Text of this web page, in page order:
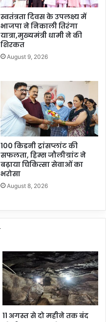
स्वतंत्रता दिवस के उपलक्ष्य में
भाजपा ने निकाली तिरंगा
यात्रा,मुख्यमंत्री धामी ने की
शिरकत
August 9, 2026
100 किडनी ट्रांसप्लांट की
सफलता, हिम्स जौलीग्रांट ने
बढ़ाया चिकित्सा सेवाओं का
भरोसा
August 8, 2026
11 अगस्त से दो महीने तक बंद